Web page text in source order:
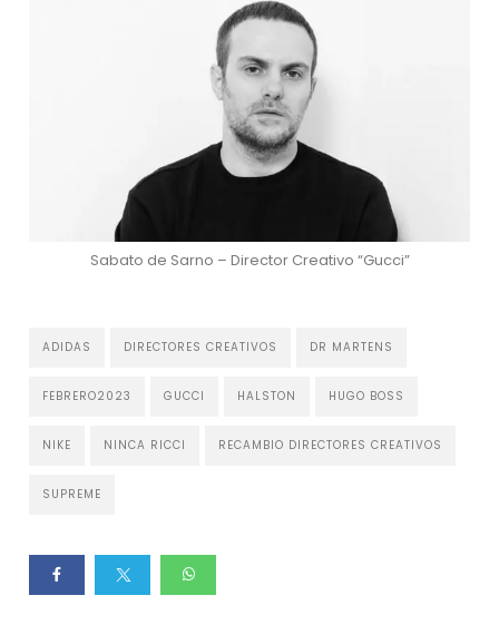
Sabato de Sarno – Director Creativo “Gucci”
ADIDAS DIRECTORES CREATIVOS DR MARTENS
FEBRERO2023 GUCCI HALSTON HUGO BOSS
NIKE NINCA RICCI RECAMBIO DIRECTORES CREATIVOS
SUPREME